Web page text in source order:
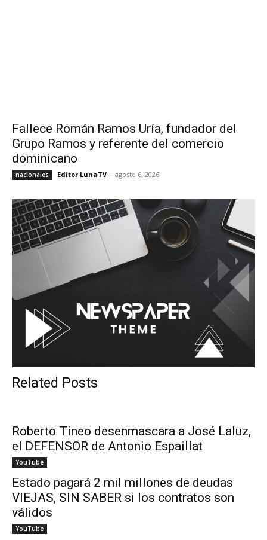
Fallece Román Ramos Uría, fundador del
Grupo Ramos y referente del comercio
dominicano
nacionales Editor LunaTV - agosto 6, 2026
Related Posts
Roberto Tineo desenmascara a José Laluz,
el DEFENSOR de Antonio Espaillat
YouTube
Estado pagará 2 mil millones de deudas
VIEJAS, SIN SABER si los contratos son
válidos
YouTube